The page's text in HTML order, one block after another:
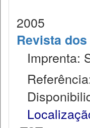
2005
Revista
Imprenta: